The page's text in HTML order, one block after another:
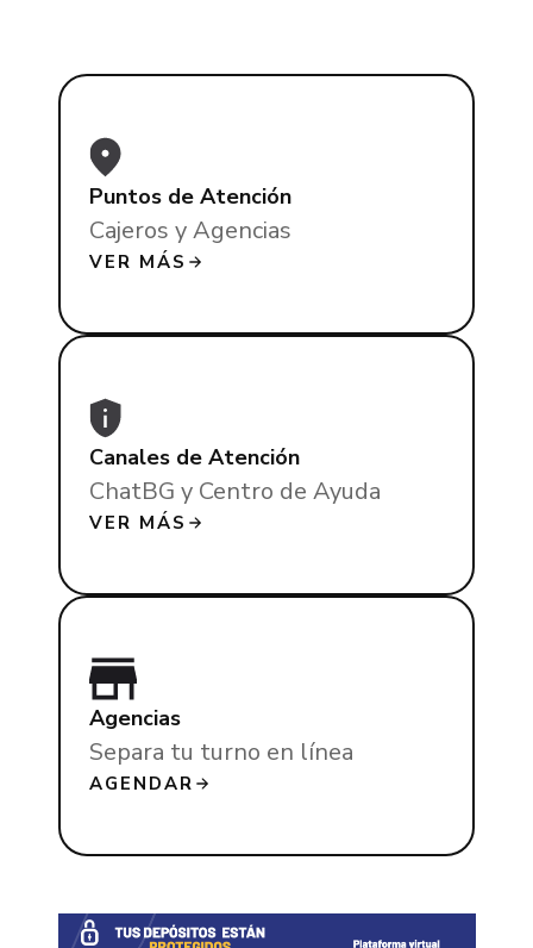
Puntos de Atención
Cajeros y Agencias
VER MÁS
Canales de Atención
ChatBG y Centro de Ayuda
VER MÁS
Agencias
Separa tu turno en línea
AGENDAR